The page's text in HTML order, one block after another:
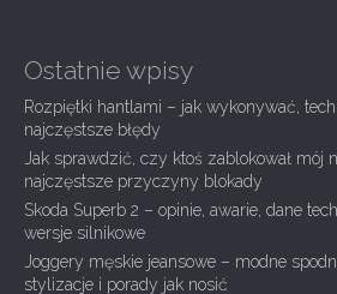
n
a
v
i
g
a
t
Ostatnie wpisy
Rozpiętki hantlami – jak wykonywać,
najczęstsze błędy
Jak sprawdzić, czy ktoś zablokował mój
najczęstsze przyczyny blokady
Skoda Superb 2 – opinie, awarie, dane
wersje silnikowe
Joggery męskie jeansowe – modne
stylizacje i porady jak nosić